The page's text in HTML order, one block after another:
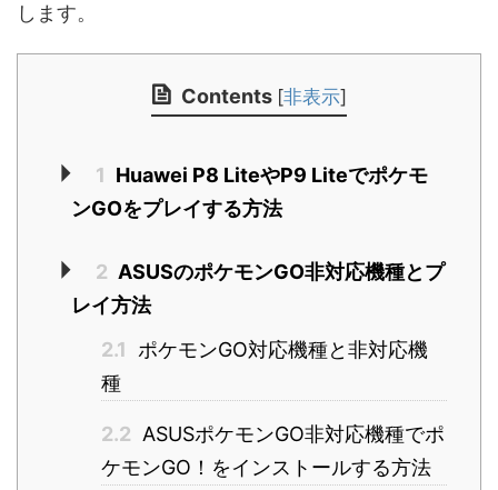
します。
Contents [非表示]
1 Huawei P8 LiteやP9 Liteでポケモ
ンGOをプレイする方法
2 ASUSのポケモンGO非対応機種とプ
レイ方法
2.1
ポケモンGO対応機種と非対応機
種
2.2 ASUSポケモンGO非対応機種でポ
ケモンGO！をインストールする方法